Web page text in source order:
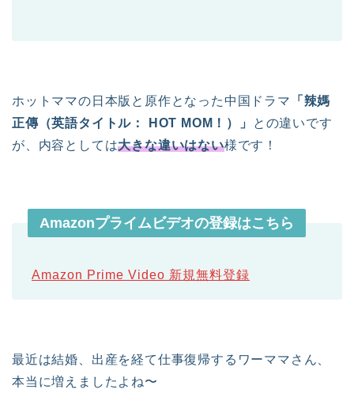
ホットママの日本版と原作となった中国ドラマ
「辣媽
正傳（英語タイトル： HOT MOM！）」
との違いです
が、内容としては大きな違いはない様です！
Amazonプライムビデオの登録はこちら
Amazon Prime Video 新規無料登録
最近は結婚、出産を経て仕事復帰するワーママさん、
本当に増えましたよね〜